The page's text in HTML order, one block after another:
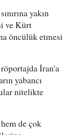
yakın
ve Kürt
öncülük etmesi
İran'a
yabancı
nitelikte
de çok